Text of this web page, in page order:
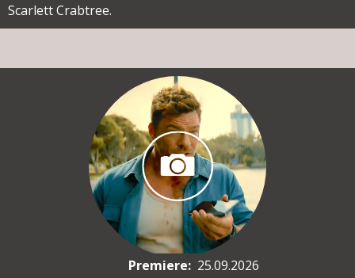
Scarlett Crabtree.
Premiere: 25.09.2026